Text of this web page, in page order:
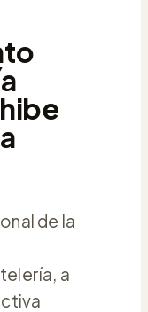
de la
a